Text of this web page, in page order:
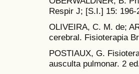
Respir J; [S.I.] 15: 196-
OLIVEIRA, C. M. de;
cerebral. Fisioterapia
POSTIAUX, G.
ausculta pulmonar. 2